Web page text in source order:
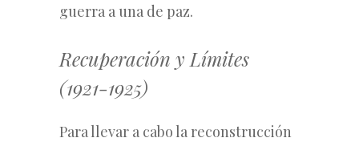
guerra a una de paz.
Recuperación y Límites
(1921-1925)
Para llevar a cabo la reconstrucción